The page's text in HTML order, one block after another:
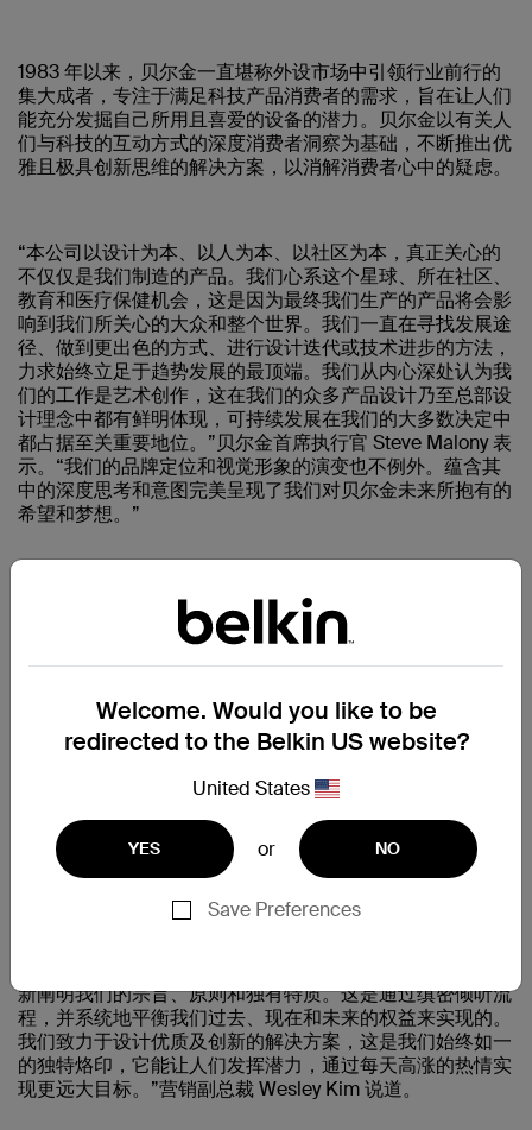
1983 年以来，贝尔金一直堪称外设市场中引领行业前行的
集大成者，专注于满足科技产品消费者的需求，旨在让人们
能充分发掘自己所用且喜爱的设备的潜力。贝尔金以有关人
们与科技的互动方式的深度消费者洞察为基础，不断推出优
雅且极具创新思维的解决方案，以消解消费者心中的疑虑。
“本公司以设计为本、以人为本、以社区为本，真正关心的
不仅仅是我们制造的产品。我们心系这个星球、所在社区、
教育和医疗保健机会，这是因为最终我们生产的产品将会影
响到我们所关心的大众和整个世界。我们一直在寻找发展途
径、做到更出色的方式、进行设计迭代或技术进步的方法，
力求始终立足于趋势发展的最顶端。我们从内心深处认为我
们的工作是艺术创作，这在我们的众多产品设计乃至总部设
计理念中都有鲜明体现，可持续发展在我们的大多数决定中
都占据至关重要地位。”贝尔金首席执行官 Steve Malony 表
示。“我们的品牌定位和视觉形象的演变也不例外。蕴含其
中的深度思考和意图完美呈现了我们对贝尔金未来所抱有的
希望和梦想。”
尽管有无数竞争对手争相涌入配件领域，并使这些产品变得
商业化，然而贝尔金在前瞻性产品设计和可持续发展和社区
等 CSR（企业社会责任）举措方面仍持续保持着领先地
位。在过去 12 个月中，贝尔金在减少碳排放、消除一次性
程碑。2009 年至 2021 年间，贝尔金公司在运营方面的温
室气体减排量达 64%，并成功摒弃所有传统产品的翻盖式
塑料，并成功重新设计了我们产品线中的关键要素，所有这
办有美国洛杉矶第一所位于两地的 门户学校，这是一个新
兴的独立中学网络，也是第一所整合进贝尔金全球总部的学
新阐明我们的宗旨、原则和独有特质。这是通过缜密倾听流
程，并系统地平衡我们过去、现在和未来的权益来实现的。
我们致力于设计优质及创新的解决方案，这是我们始终如一
的独特烙印，它能让人们发挥潜力，通过每天高涨的热情实
现更远大目标。”营销副总裁 Wesley Kim 说道。
Welcome. Would you like to be
redirected to the Belkin US website?
United States
YES or NO
Save Preferences